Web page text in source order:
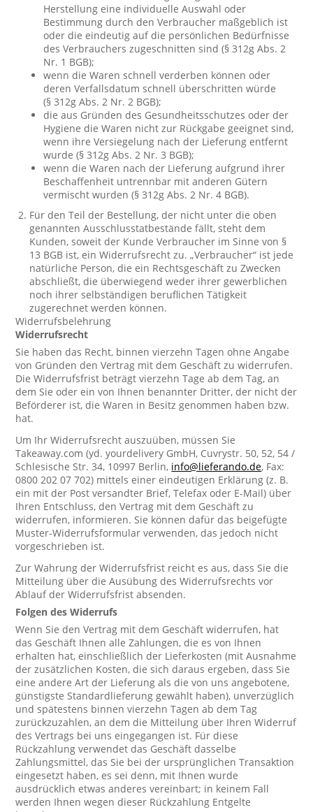
Herstellung eine individuelle Auswahl oder
Bestimmung durch den Verbraucher maßgeblich ist
oder die eindeutig auf die persönlichen Bedürfnisse
des Verbrauchers zugeschnitten sind (§ 312g Abs. 2
Nr. 1 BGB);
wenn die Waren schnell verderben können oder
deren Verfallsdatum schnell überschritten würde
(§ 312g Abs. 2 Nr. 2 BGB);
die aus Gründen des Gesundheitsschutzes oder der
Hygiene die Waren nicht zur Rückgabe geeignet sind,
wenn ihre Versiegelung nach der Lieferung entfernt
wurde (§ 312g Abs. 2 Nr. 3 BGB);
wenn die Waren nach der Lieferung aufgrund ihrer
Beschaffenheit untrennbar mit anderen Gütern
vermischt wurden (§ 312g Abs. 2 Nr. 4 BGB).
Für den Teil der Bestellung, der nicht unter die oben
genannten Ausschlusstatbestände fällt, steht dem
Kunden, soweit der Kunde Verbraucher im Sinne von §
13 BGB ist, ein Widerrufsrecht zu. „Verbraucher“ ist jede
natürliche Person, die ein Rechtsgeschäft zu Zwecken
abschließt, die überwiegend weder ihrer gewerblichen
noch ihrer selbständigen beruflichen Tätigkeit
zugerechnet werden können.
Widerrufsbelehrung
Widerrufsrecht
Sie haben das Recht, binnen vierzehn Tagen ohne Angabe
von Gründen den Vertrag mit dem Geschäft zu widerrufen.
Die Widerrufsfrist beträgt vierzehn Tage ab dem Tag, an
dem Sie oder ein von Ihnen benannter Dritter, der nicht der
Beförderer ist, die Waren in Besitz genommen haben bzw.
hat.
Um Ihr Widerrufsrecht auszuüben, müssen Sie
Takeaway.com (yd. yourdelivery GmbH, Cuvrystr. 50, 52, 54 /
Schlesische Str. 34, 10997 Berlin, info@lieferando.de, Fax:
0800 202 07 702) mittels einer eindeutigen Erklärung (z. B.
ein mit der Post versandter Brief, Telefax oder E-Mail) über
Ihren Entschluss, den Vertrag mit dem Geschäft zu
widerrufen, informieren. Sie können dafür das beigefügte
Muster-Widerrufsformular verwenden, das jedoch nicht
vorgeschrieben ist.
Zur Wahrung der Widerrufsfrist reicht es aus, dass Sie die
Mitteilung über die Ausübung des Widerrufsrechts vor
Ablauf der Widerrufsfrist absenden.
Folgen des Widerrufs
Wenn Sie den Vertrag mit dem Geschäft widerrufen, hat
das Geschäft Ihnen alle Zahlungen, die es von Ihnen
erhalten hat, einschließlich der Lieferkosten (mit Ausnahme
der zusätzlichen Kosten, die sich daraus ergeben, dass Sie
eine andere Art der Lieferung als die von uns angebotene,
günstigste Standardlieferung gewählt haben), unverzüglich
und spätestens binnen vierzehn Tagen ab dem Tag
zurückzuzahlen, an dem die Mitteilung über Ihren Widerruf
des Vertrags bei uns eingegangen ist. Für diese
Rückzahlung verwendet das Geschäft dasselbe
Zahlungsmittel, das Sie bei der ursprünglichen Transaktion
eingesetzt haben, es sei denn, mit Ihnen wurde
ausdrücklich etwas anderes vereinbart; in keinem Fall
werden Ihnen wegen dieser Rückzahlung Entgelte